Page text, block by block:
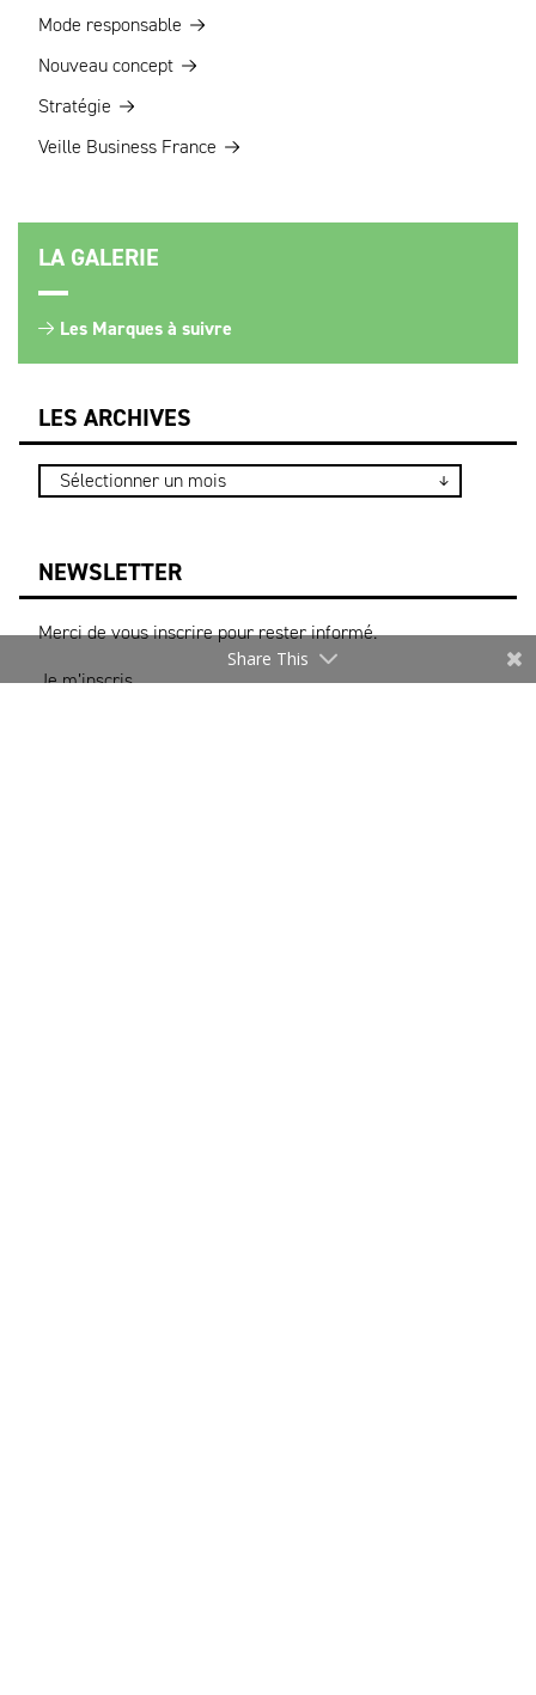
Mode responsable
Nouveau concept
Stratégie
Veille Business France
LA GALERIE
Les Marques à suivre
LES ARCHIVES
NEWSLETTER
Merci de vous inscrire pour rester informé.
Je m’inscris
Share This